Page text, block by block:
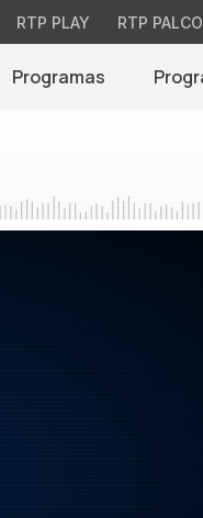
RTP PLAY RTP PALCO
Programas